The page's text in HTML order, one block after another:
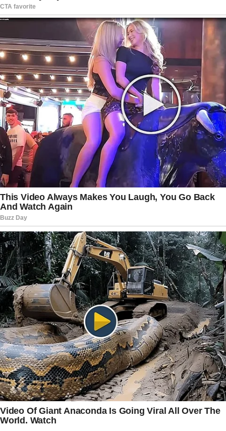
presidentes da República não integram
automaticamente o patrimônio público, podendo
permanecer com seus destinatários ao término
do mandato. A definição, entretanto, não
encerrou todas as discussões sobre o destino
específico das joias sauditas, motivo pelo qual o
procedimento administrativo conduzido pela
Receita Federal continuará em andamento após
a transferência determinada pelo STF.